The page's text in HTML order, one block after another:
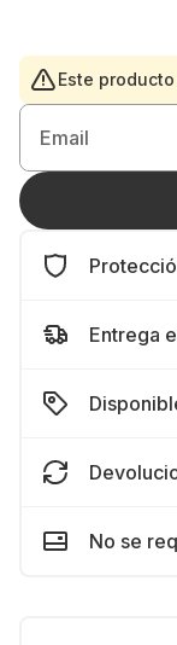
Este
Email
Entrega
No se